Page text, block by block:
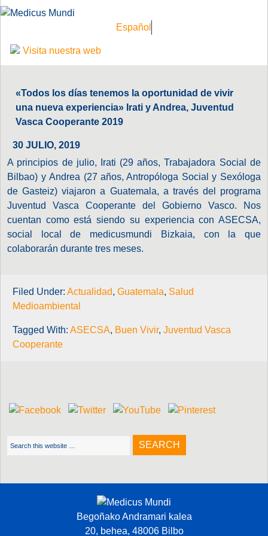
Español
Visita nuestra web
«Todos los días tenemos la oportunidad de vivir
una nueva experiencia» Irati y Andrea, Juventud
Vasca Cooperante 2019
30 JULIO, 2019
A principios de julio, Irati (29 años, Trabajadora Social de
Bilbao) y Andrea (27 años, Antropóloga Social y Sexóloga
de Gasteiz) viajaron a Guatemala, a través del programa
Juventud Vasca Cooperante del Gobierno Vasco. Nos
cuentan como está siendo su experiencia con ASECSA,
social local de medicusmundi Bizkaia, con la que
colaborarán durante tres meses.
Filed Under: Actualidad, Guatemala, Salud
Medioambiental
Tagged With: ASECSA, Buen Vivir, Juventud Vasca
Cooperante
Begoñako Andramari kalea
20, behea, 48006 Bilbo